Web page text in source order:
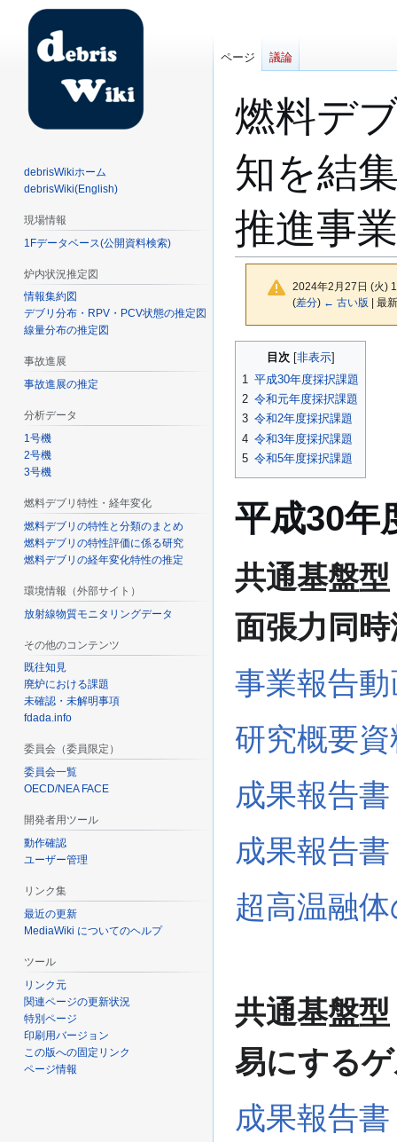
燃料デ
知を結
推進事
2024年2月27日 (火)
(差分) ← 古い版 | 最
ョ
ン
移
動
目次
1 平成30年度採択課題
2 令和元年度採択課題
3 令和2年度採択課題
4 令和3年度採択課題
5 令和5年度採択課題
平成30年
共通基盤
面張力同
事業報告
研究概要資
成果報告
成果報告
超高温融
共通基盤
易にする
成果報告
ページ 議論
debrisWikiホーム
debrisWiki(English)
現場情報
1Fデータベース(公開資料検索)
炉内状況推定図
情報集約図
デブリ分布・RPV・PCV状態の推定図
線量分布の推定図
事故進展
事故進展の推定
分析データ
1号機
2号機
3号機
燃料デブリ特性・経年変化
燃料デブリの特性と分類のまとめ
燃料デブリの特性評価に係る研究
燃料デブリの経年変化特性の推定
環境情報（外部サイト）
放射線物質モニタリングデータ
その他のコンテンツ
既往知見
廃炉における課題
未確認・未解明事項
fdada.info
委員会（委員限定）
委員会一覧
OECD/NEA FACE
開発者用ツール
動作確認
ユーザー管理
リンク集
最近の更新
MediaWiki についてのヘルプ
ツール
リンク元
関連ページの更新状況
特別ページ
印刷用バージョン
この版への固定リンク
ページ情報